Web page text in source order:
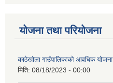
योजना तथा परियोजना
काठेखोला गाउँपालिकाको आवधिक योजना
मिति: 08/18/2023 - 00:00